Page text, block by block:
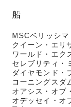
船
MSCベリッシマ
クイーン・エリ
ワールド・エク
セレブリティ・
ダイヤモンド・
コーニングスダ
オアシス・オブ
オデッセイ・オ